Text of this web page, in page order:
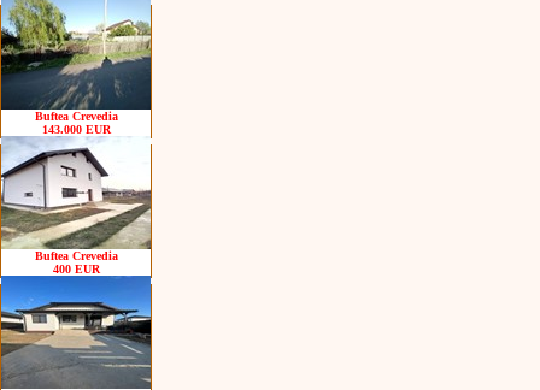
Buftea Crevedia
143.000 EUR
Buftea Crevedia
400 EUR